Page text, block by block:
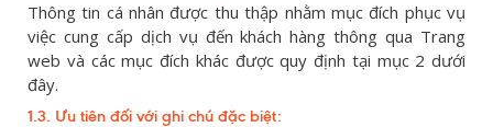
Thông tin cá nhân được thu thập nhằm mục đích phục vụ
việc cung cấp dịch vụ đến khách hàng thông qua Trang
web và các mục đích khác được quy định tại mục 2 dưới
đây.
1.3. Ưu tiên đối với ghi chú đặc biệt: